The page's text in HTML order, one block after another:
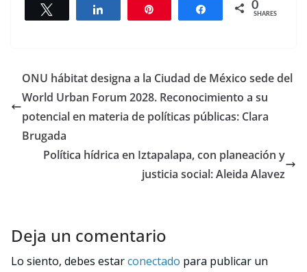
Share 0
SHARES
ONU hábitat designa a la Ciudad de México sede del
World Urban Forum 2028. Reconocimiento a su
potencial en materia de políticas públicas: Clara
Brugada
Política hídrica en Iztapalapa, con planeación y
justicia social: Aleida Alavez
Deja un comentario
Lo siento, debes estarconectado para publicar un